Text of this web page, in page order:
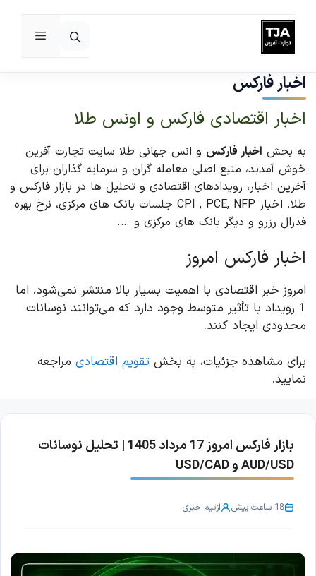
پرش
به
محتوا
فهرست
اخبار فارکس
اخبار اقتصادی فارکس و اونس طلا
به بخش اخبار فارکس و انس جهانی طلا سایت تجارت آفرین
خوش آمدید، منبع اصلی معامله گران و سرمایه گذاران برای
آخرین اخبار، رویدادهای اقتصادی و تحلیل ها در بازار فارکس و
طلا. اخبار CPI , PCE, NFP جلسات بانک های مرکزی، نرخ بهره
فدرال رزرو و دیگر بانک های مرکزی و ….
اخبار فارکس امروز
امروز خبر اقتصادی با اهمیت بسیار بالا منتشر نمی‌شود، اما
1 رویداد با تأثیر متوسط وجود دارد که می‌توانند نوسانات
محدودی ایجاد کنند.
برای مشاهده جزئیات، به بخش تقویم اقتصادی مراجعه
نمایید.
بازار فارکس امروز 17 مرداد 1405 | تحلیل نوسانات
AUD/USD و USD/CAD
18 ساعت پیش ازتیم خبری